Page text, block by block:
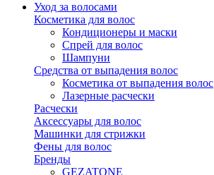
Уход за волосами
Косметика для волос
Кондиционеры и маски
Спрей для волос
Шампуни
Средства от выпадения волос
Косметика от выпадения волос
Лазерные расчески
Расчески
Аксессуары для волос
Машинки для стрижки
Фены для волос
Бренды
GEZATONE